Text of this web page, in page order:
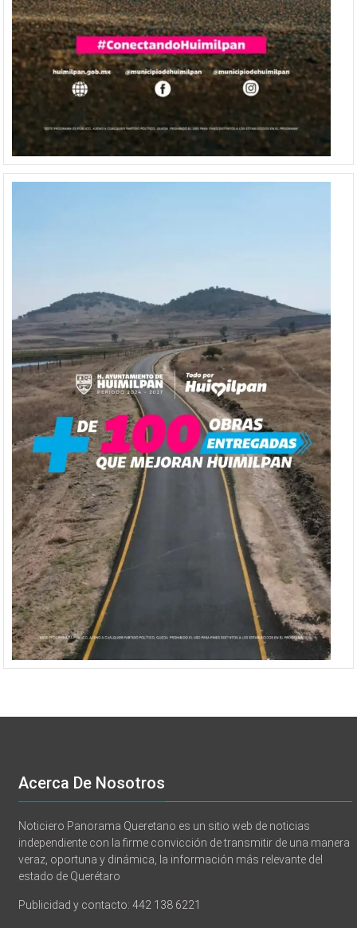
Acerca De Nosotros
Noticiero Panorama Queretano es un sitio web de noticias
independiente con la firme convicción de transmitir de una manera
veraz, oportuna y dinámica, la información más relevante del
estado de Querétaro
Publicidad y contacto: 442 138 6221